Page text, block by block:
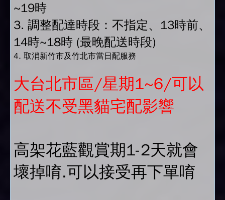
~19時
3. 調整配達時段：不指定、13時前、
14時~18時 (最晚配送時段)
4. 取消新竹市及竹北市當日配服務
大台北市區/星期1~6/可以
配送不受黑貓宅配影響
高架花藍觀賞期1-2天就會
壞掉唷.可以接受再下單唷